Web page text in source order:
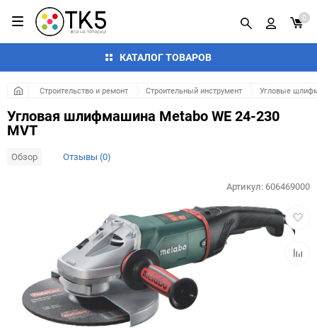
КАТАЛОГ ТОВАРОВ
0
Строительство и ремонт Строительный инструмент Угловые
Угловая шлифмашина Metabo WE 24-230
MVT
Обзор Отзывы (0)
в
Артикул: 606469000